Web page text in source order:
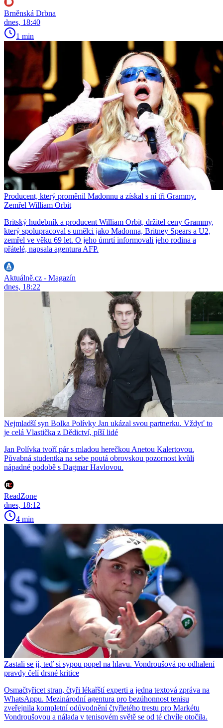
Brněnská Drbna
dnes, 18:40
1 min
Producent, který proměnil Madonnu a získal s ní tři Grammy.
Zemřel William Orbit
Britský hudebník a producent William Orbit, držitel ceny Grammy,
který spolupracoval s umělci jako Madonna, Britney Spears a U2,
zemřel ve věku 69 let. O jeho úmrtí informovali jeho rodina a
přátelé, napsala agentura AFP.
Aktuálně.cz - Magazín
dnes, 18:22
Nejmladší syn Bolka Polívky Jan ukázal svou partnerku. Vždyť to
je celá Vlastička z Dědictví, píší lidé
Jan Polívka tvoří pár s mladou herečkou Anetou Kalertovou.
Půvabná studentka na sebe poutá obrovskou pozornost kvůli
nápadné podobě s Dagmar Havlovou.
ReadZone
dnes, 18:12
4 min
Zastali se jí, teď si sypou popel na hlavu. Vondroušová po odhalení
pravdy čelí drsné kritice
Osmačtyřicet stran, čtyři lékařští experti a jedna textová zpráva na
WhatsAppu. Mezinárodní agentura pro bezúhonnost tenisu
zveřejnila kompletní odůvodnění čtyřletého trestu pro Markétu
Vondroušovou a nálada v tenisovém světě se od té chvíle otočila.